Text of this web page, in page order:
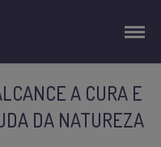
A CURA E
DA NATUREZA